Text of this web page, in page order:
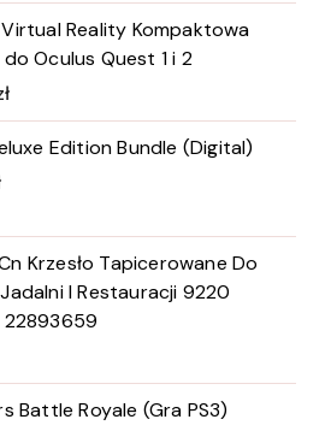
Reality Kompaktowa
Oculus Quest 1 i 2
Edition Bundle (Digital)
Krzesło Tapicerowane Do
I Restauracji 9220
22893659
Battle Royale (Gra PS3)